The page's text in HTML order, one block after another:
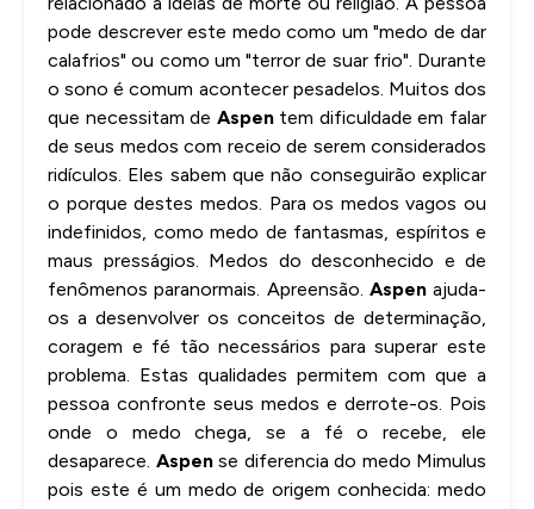
pode descrever este medo como um "medo de dar
calafrios" ou como um "terror de suar frio". Durante
o sono é comum acontecer pesadelos. Muitos dos
que necessitam de Aspen tem dificuldade em falar
de seus medos com receio de serem considerados
ridículos. Eles sabem que não conseguirão explicar
o porque destes medos. Para os medos vagos ou
indefinidos, como medo de fantasmas, espíritos e
maus presságios. Medos do desconhecido e de
fenômenos paranormais. Apreensão. Aspenajuda-
os a desenvolver os conceitos de determinação,
coragem e fé tão necessários para superar este
problema. Estas qualidades permitem com que a
pessoa confronte seus medos e derrote-os. Pois
onde o medo chega, se a fé o recebe, ele
desaparece. Aspense diferencia do medo Mimulus
pois este é um medo de origem conhecida: medo